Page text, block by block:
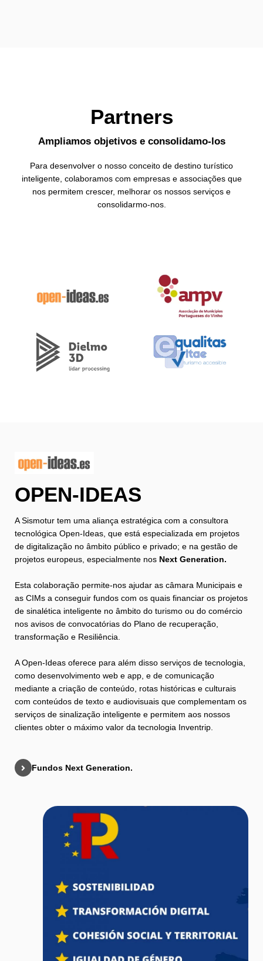
Partners
Ampliamos objetivos e consolidamo-los
Para desenvolver o nosso conceito de destino turístico
inteligente, colaboramos com empresas e associações que
nos permitem crescer, melhorar os nossos serviços e
consolidarmo-nos.
OPEN-IDEAS
A Sismotur tem uma aliança estratégica com a consultora
tecnológica Open-Ideas, que está especializada em projetos
de digitalização no âmbito público e privado; e na gestão de
projetos europeus, especialmente nos Next Generation.
Esta colaboração permite-nos ajudar as câmara Municipais e
as CIMs a conseguir fundos com os quais financiar os projetos
de sinalética inteligente no âmbito do turismo ou do comércio
nos avisos de convocatórias do Plano de recuperação,
transformação e Resiliência.
A Open-Ideas oferece para além disso serviços de tecnologia,
como desenvolvimento web e app, e de comunicação
mediante a criação de conteúdo, rotas históricas e culturais
com conteúdos de texto e audiovisuais que complementam os
serviços de sinalização inteligente e permitem aos nossos
clientes obter o máximo valor da tecnologia Inventrip.
Fundos Next Generation.